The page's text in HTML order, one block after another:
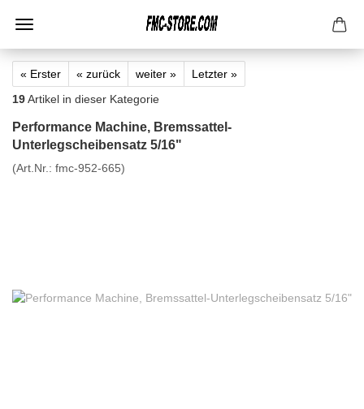
« Erster « zurück weiter »
Letzter »
19Artikel in dieser Kategorie
Performance Machine, Bremssattel-
Unterlegscheibensatz 5/16"
(Art.Nr.: fmc-952-665)